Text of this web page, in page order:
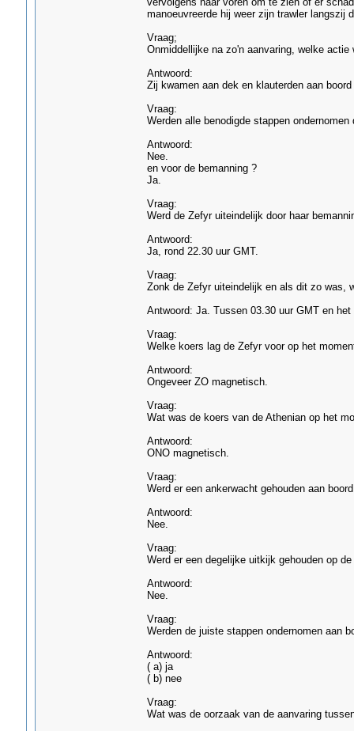
manoeuvreerde hij weer zijn trawler langszij
Vraag;
Onmiddellijke na zo'n aanvaring, welke
Antwoord:
Zij kwamen aan dek en klauterden aan
Vraag:
Werden alle benodigde stappen
Antwoord:
Nee.
en voor de bemanning ?
Ja.
Vraag:
Werd de Zefyr uiteindelijk door haar
Antwoord:
Ja, rond 22.30 uur GMT.
Vraag:
Zonk de Zefyr uiteindelijk en als dit zo was,
Antwoord: Ja. Tussen 03.30 uur GMT en
Vraag:
Welke koers lag de Zefyr voor op het
Antwoord:
Ongeveer ZO magnetisch.
Vraag:
Wat was de koers van de Athenian op het
Antwoord:
ONO magnetisch.
Vraag:
Werd er een ankerwacht gehouden aan
Antwoord:
Nee.
Vraag:
Werd er een degelijke uitkijk gehouden op
Antwoord:
Nee.
Vraag:
Werden de juiste stappen ondernomen aan
Antwoord:
( a) ja
( b) nee
Vraag:
Wat was de oorzaak van de aanvaring